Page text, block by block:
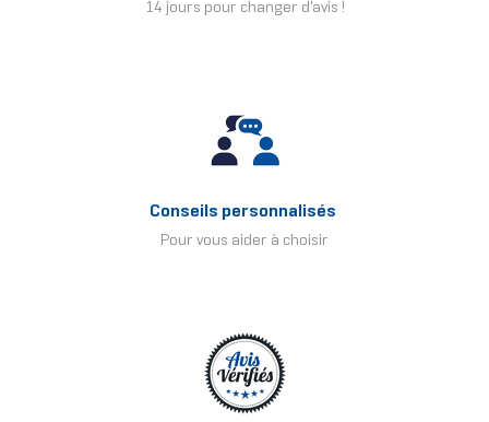
14 jours pour changer d'avis !
Conseils personnalisés
Pour vous aider à choisir